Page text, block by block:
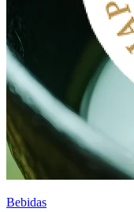
Bebidas